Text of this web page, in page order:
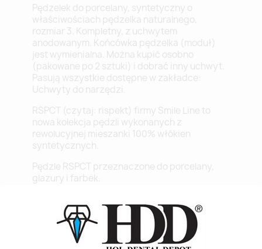
Pędzelek do porcelany, syntetyczny o
właściwościach pędzelka naturalnego,
rozmiar 3. Kompletny, z uchwytem
anodowanym. Końcówka pędzelka (moduł)
jest wymienialna. Można kupić osobno
(pakowane po 2 sztuki) i dobrać inny uchwyt.
Pasują wszystkie dostępne w zakładce:
Uchwyty do narzędzi.
RSPCT (czytaj: rispekt) firmy Smile Line to
nowa kolekcja pędzli wykonanych z
rewolucyjnej mieszanki 100% włókien
syntetycznych.
Pędzle RSPCT przeznaczone do porcelany,
glazury i farbek.
niesamowita stabilność
niezwykle ostry czubek
wspaniała odporność